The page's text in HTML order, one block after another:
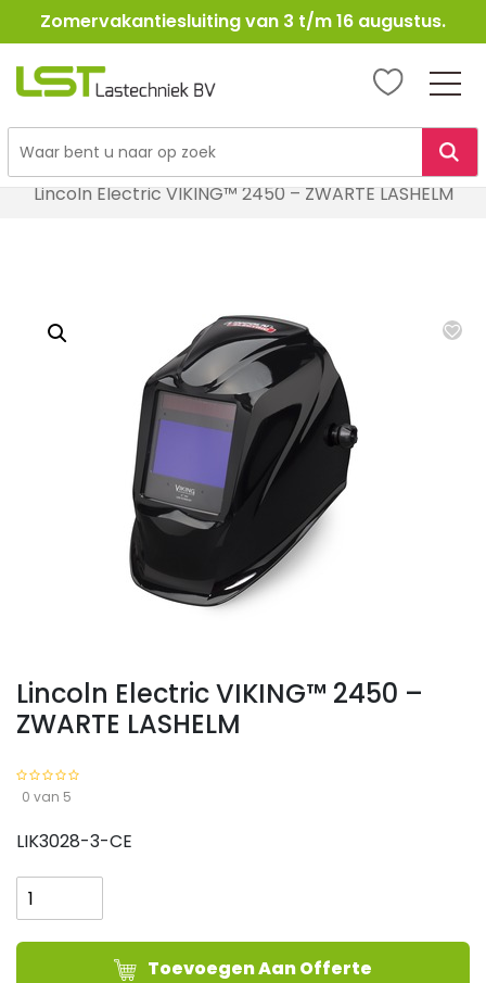
Ga
naar
Zomervakantiesluiting van 3 t/m 16 augustus.
LST
Lasbescherming
Lincoln Electric VIKING™ 2450 – ZWARTE LASHELM
Lincoln Electric VIKING™ 2450 –
ZWARTE LASHELM
0 van 5
LIK3028-3-CE
Electric
VIKING™
2450
Toevoegen Aan Offerte